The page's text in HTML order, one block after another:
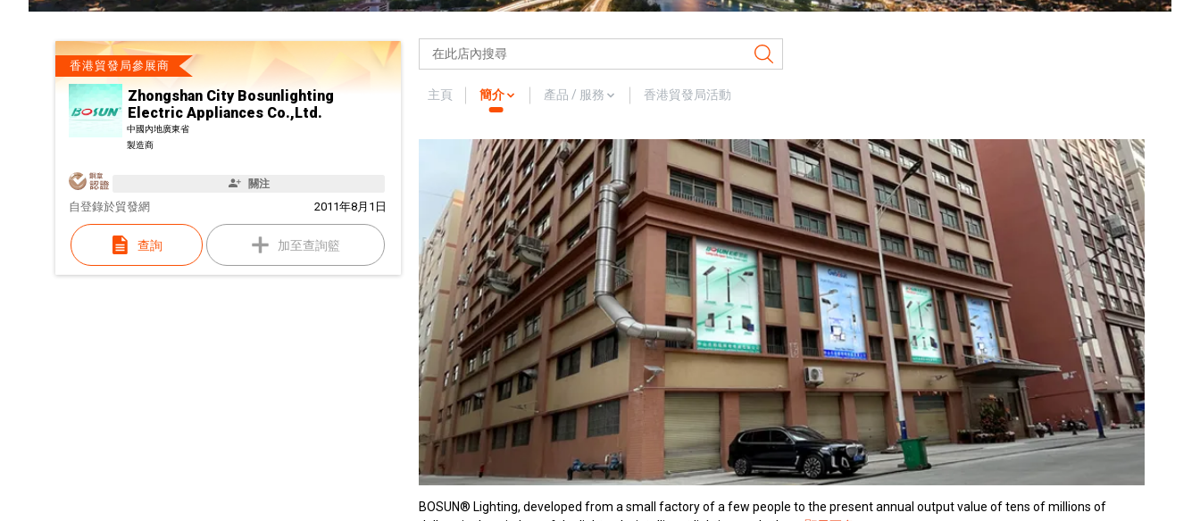
香港貿發局參展商
Zhongshan City Bosunlighting
Electric Appliances Co.,Ltd.
中國內地廣東省
製造商
關注
自 2011年8月1日
登錄於貿發網
查詢 加至查詢籃
主頁 簡介 產品 / 服務 香港貿發局活動
BOSUN® Lighting, developed from a small factory of a few people to the present annual output value of tens of millions of